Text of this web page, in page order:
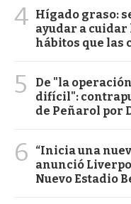
4 Hígado graso:
ayudar a cuidar
hábitos que las
5
De "la
difícil":
de Peñarol por
6
“Inicia una
anunció
Nuevo Estadio